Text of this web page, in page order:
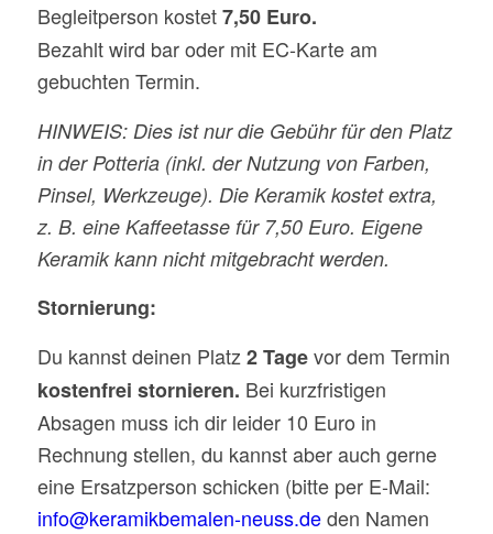
Begleitperson kostet7,50 Euro.
Bezahlt wird bar oder mit EC-Karte am
gebuchten Termin.
HINWEIS: Dies ist nur die Gebühr für den Platz
in der Potteria (inkl. der Nutzung von Farben,
Pinsel, Werkzeuge). Die Keramik kostet extra,
z. B. eine Kaffeetasse für 7,50 Euro. Eigene
Keramik kann nicht mitgebracht werden.
Stornierung:
Du kannst deinen Platz2 Tagevor dem Termin
kostenfrei stornieren. Bei kurzfristigen
Absagen muss ich dir leider 10 Euro in
Rechnung stellen, du kannst aber auch gerne
eine Ersatzperson schicken (bitte per E-Mail:
info@keramikbemalen-neuss.deden Namen